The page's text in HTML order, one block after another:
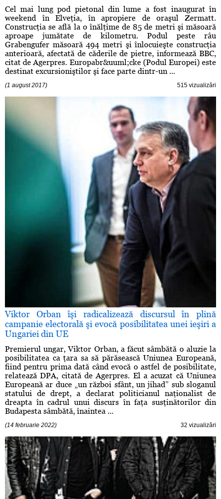
Cel mai lung pod pietonal din lume a fost inaugurat în
weekend în Elveţia, în apropiere de oraşul Zermatt.
Construcţia se află la o înălţime de 85 de metri şi măsoară
aproape jumătate de kilometru. Podul peste râu
Grabengufer măsoară 494 metri şi înlocuieşte construcţia
anterioară, afectată de căderile de pietre, informează BBC,
citat de Agerpres. Europabr&uuml;cke (Podul Europei) este
destinat excursioniştilor şi face parte dintr-un ...
(1 august 2017) 515 vizualizări
Viktor Orban îşi radicalizează discursul în plină
campanie electorală şi evocă posibilitatea unei ieşiri a
Ungariei din UE
Premierul ungar, Viktor Orban, a făcut sâmbătă o aluzie la
posibilitatea ca ţara sa să părăsească Uniunea Europeană,
fiind pentru prima dată când evocă o astfel de posibilitate,
relatează DPA, citată de Agerpres. El a acuzat că Uniunea
Europeană ar duce „un război sfânt, un jihad” sub sloganul
statului de drept, a declarat politicianul naţionalist de
dreapta în cadrul unui discurs în faţa susţinătorilor din
Budapesta sâmbătă, înaintea ...
(14 februarie 2022) 32 vizualizări